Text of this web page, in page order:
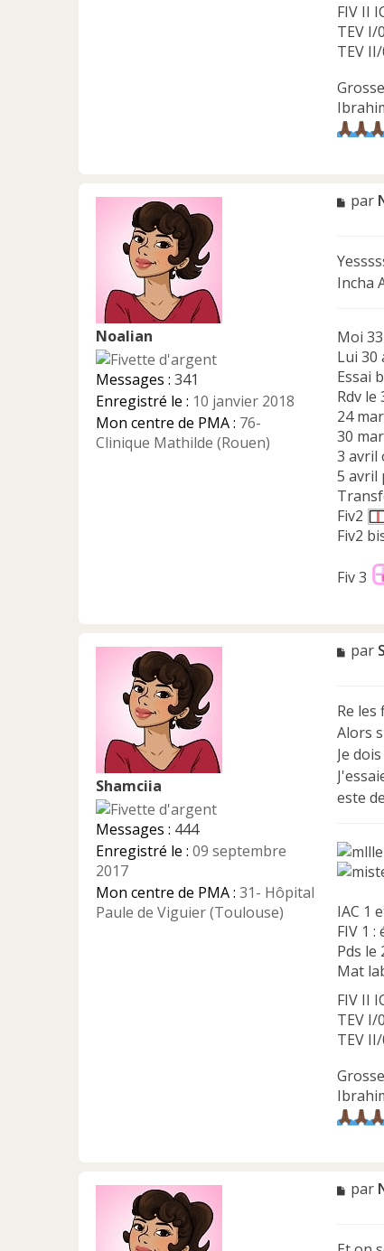
FIV II
TEV I/
TEV
Noalian
Messages : 341
Enregistré le : 10 janvier 2018
Mon centre de PMA : 76-
Clinique Mathilde (Rouen)
M
e
a
g
o
n
l
u
par
Incha
Moi
Lui 30
Essai
Rdv le
24
30
3 avril
5 avril
Fiv2
Fiv2
Fiv 3
Shamciia
Messages : 444
Enregistré le : 09 septembre
2017
Mon centre de PMA : 31- Hôpital
Paule de Viguier (Toulouse)
M
e
a
g
e
n
o
n
u
par
Re
Alors
Je
este
IAC 1
FIV 1 :
Pds le
Mat
FIV II
TEV I/
TEV
M
e
par